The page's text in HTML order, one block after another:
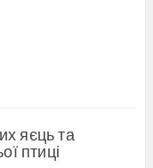
яєць та
птиці